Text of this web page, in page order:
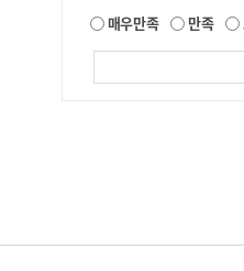
매우만족 만족